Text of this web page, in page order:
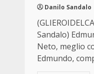
Danilo Sandalo
Sandalo)
Neto, meglio
Edmundo,